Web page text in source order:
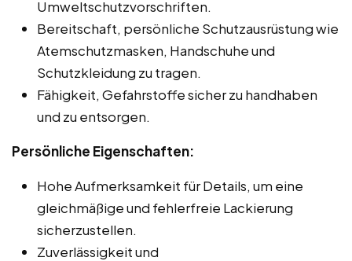
Umweltschutzvorschriften.
Bereitschaft, persönliche Schutzausrüstung wie
Atemschutzmasken, Handschuhe und
Schutzkleidung zu tragen.
Fähigkeit, Gefahrstoffe sicher zu handhaben
und zu entsorgen.
Persönliche Eigenschaften:
Hohe Aufmerksamkeit für Details, um eine
gleichmäßige und fehlerfreie Lackierung
sicherzustellen.
Zuverlässigkeit und